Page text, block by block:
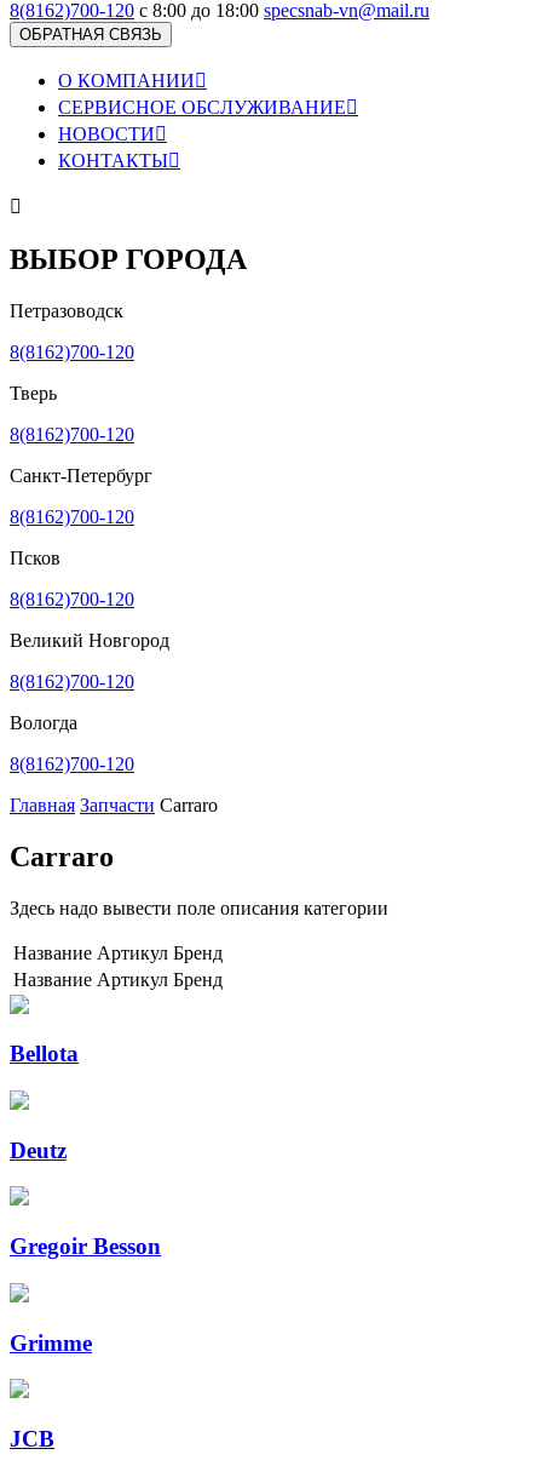
8(8162)700-120 с 8:00 до 18:00 specsnab-vn@mail.ru
ОБРАТНАЯ СВЯЗЬ
О КОМПАНИИ
СЕРВИСНОЕ ОБСЛУЖИВАНИЕ
НОВОСТИ
КОНТАКТЫ

ВЫБОР ГОРОДА
Петразоводск
8(8162)700-120
Тверь
8(8162)700-120
Санкт-Петербург
8(8162)700-120
Псков
8(8162)700-120
Великий Новгород
8(8162)700-120
Вологда
8(8162)700-120
Главная Запчасти Carraro
Carraro
Здесь надо вывести поле описания категории
Название Артикул Бренд
Название Артикул Бренд
Bellota
Deutz
Gregoir Besson
Grimme
JCB